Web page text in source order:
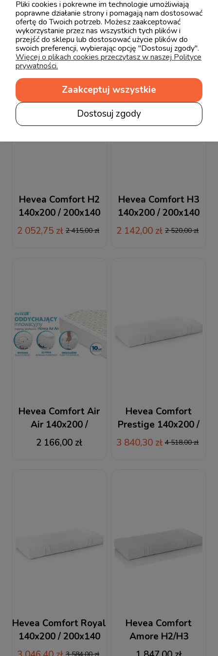
140x200 / 200x140 +
GRATIS 2 PODUSZKI
VISCO
2 446,00 zł
materac lateksowo-
kokosowy + GRATIS
2 PODUSZKI VISCO
3 423,00 zł
Hevea Comfort H2
140x200 / 200x140
materac lateksowy
2 052,75 zł 2 415,00 zł
Hevea Comfort H3
140x200 / 200x140
materac lateksowy
2 142,00 zł 2 520,00 zł
Hevea Comfort Air
Air 140x200 /
200x140 materac
lateksowy
2 166,00 zł
Hevea Comfort
Prestige 140x200 /
200x140 materac
lateksowy
3 840,30 zł 4 518,00 zł
Hevea Comfort Royal
140x200 / 200x140
materac lateksowy
Hevea Comfort
Amore H2/H3
140x200 / 200x140
Pliki cookies i pokrewne im technologie umożliwiają
poprawne działanie strony i pomagają nam dostosować
ofertę do Twoich potrzeb. Możesz zaakceptować
wykorzystanie przez nas wszystkich tych plików i
przejść do sklepu lub dostosować użycie plików do
swoich preferencji, wybierając opcję "Dostosuj zgody".
Więcej o plikach cookies przeczytasz w naszej Polityce
prywatności.
Dostosuj zgody
Zaakceptuj wszystkie